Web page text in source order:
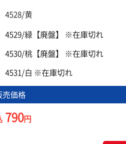
4528/黄
4529/緑【廃盤】 ※在庫切れ
4530/桃【廃盤】 ※在庫切れ
4531/白 ※在庫切れ
売価格
790円